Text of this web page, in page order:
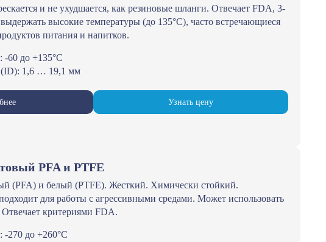
и не ухудшается, как резиновые шланги. Отвечает FDA, 3-
высокие температуры (до 135°С), часто встречающиеся
питания и напитков.
-60 до +135°С
(ID): 1,6 … 19,1 мм
Узнать цену
PFA и PTFE
(PFA) и белый (PTFE). Жесткий. Химически стойкий.
для работы с агрессивными средами. Может использовать
критериями FDA.
-270 до +260°С